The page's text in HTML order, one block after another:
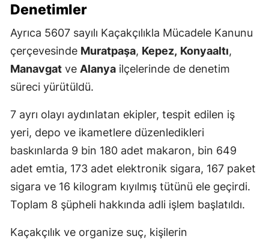
Denetimler
Ayrıca 5607 sayılı Kaçakçılıkla Mücadele Kanunu
çerçevesinde Muratpaşa, Kepez, Konyaaltı,
Manavgat ve Alanya ilçelerinde de denetim
süreci yürütüldü.
7 ayrı olayı aydınlatan ekipler, tespit edilen iş
yeri, depo ve ikametlere düzenledikleri
baskınlarda 9 bin 180 adet makaron, bin 649
adet emtia, 173 adet elektronik sigara, 167 paket
sigara ve 16 kilogram kıyılmış tütünü ele geçirdi.
Toplam 8 şüpheli hakkında adli işlem başlatıldı.
Kaçakçılık ve organize suç, kişilerin